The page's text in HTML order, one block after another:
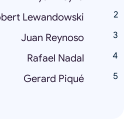
Lewandowski
Juan Reynoso
Rafael Nadal
Gerard Piqué